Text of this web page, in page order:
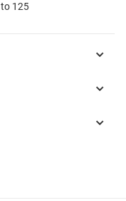
125